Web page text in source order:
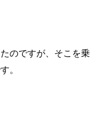
のですが、そこを乗
。